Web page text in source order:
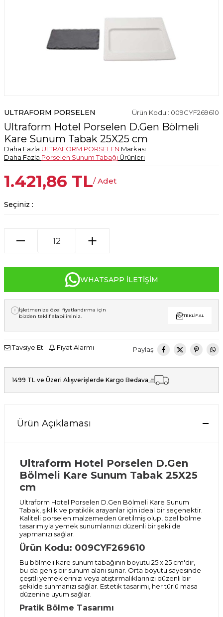
ULTRAFORM PORSELEN Ürün Kodu : 009CYF269610
Ultraform Hotel Porselen D.Gen Bölmeli
Kare Sunum Tabak 25X25 cm
Daha Fazla ULTRAFORM PORSELEN Markası
Daha Fazla Porselen Sunum Tabağı Ürünleri
1.421,86 TL/ Adet
Seçiniz :
WHATSAPP İLETIŞIM
İşletmenize özel fiyatlandırma için
bizden teklif alabilirsiniz.
TEKLIF AL
Tavsiye Et Fiyat Alarmı Paylaş
1499 TL ve Üzeri Alışverişlerde Kargo Bedava
Ürün Açıklaması
Ultraform Hotel Porselen D.Gen
Bölmeli Kare Sunum Tabak 25X25
cm
Ultraform Hotel Porselen D.Gen Bölmeli Kare Sunum
Tabak, şıklık ve pratiklik arayanlar için ideal bir seçenektir.
Kaliteli porselen malzemeden üretilmiş olup, özel bölme
tasarımıyla yemek sunumlarınızı düzenli bir şekilde
yapmanızı sağlar.
Ürün Kodu: 009CYF269610
Bu bölmeli kare sunum tabağının boyutu 25 x 25 cm'dir,
bu da geniş bir sunum alanı sunar. Orta boyutu sayesinde
çeşitli yemeklerinizi veya atıştırmalıklarınızı düzenli bir
şekilde sunmanızı sağlar. Estetik tasarımı, her türlü masa
düzenine uyum sağlar.
Pratik Bölme Tasarımı